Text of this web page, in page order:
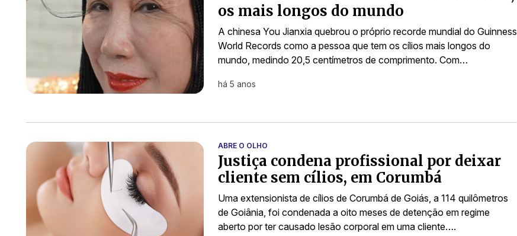
os mais longos do mundo
A chinesa You Jianxia quebrou o próprio recorde mundial do Guinness
World Records como a pessoa que tem os cílios mais longos do
mundo, medindo 20,5 centímetros de comprimento. Com…
há 5 anos
ABRE O OLHO
Justiça condena profissional por deixar
cliente sem cílios, em Corumbá
Uma extensionista de cílios de Corumbá de Goiás, a 114 quilômetros
de Goiânia, foi condenada a oito meses de detenção em regime
aberto por ter causado lesão corporal em uma cliente….